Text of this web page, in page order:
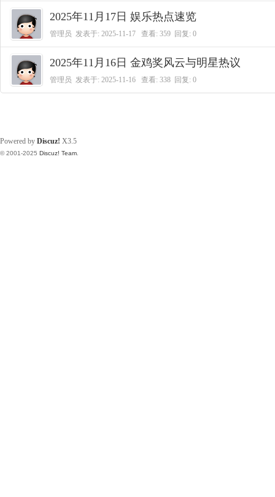
2025年11月17日 娱乐热点速览
管理员 发表于: 2025-11-17 查看: 359 回复: 0
2025年11月16日 金鸡奖风云与明星热议
管理员 发表于: 2025-11-16 查看: 338 回复: 0
Powered by Discuz! X3.5
© 2001-2025 Discuz! Team